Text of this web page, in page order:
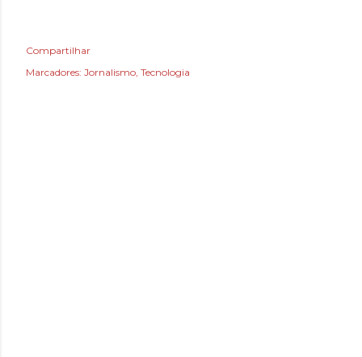
Compartilhar
Marcadores: Jornalismo Tecnologia